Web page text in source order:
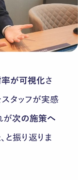
率が可視化さ
スタッフが実感
が次の施策へ
と振り返りま